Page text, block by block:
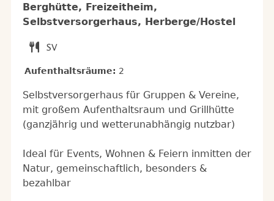
Berghütte, Freizeitheim,
Selbstversorgerhaus, Herberge/Hostel
Aufenthaltsräume: 2
Selbstversorgerhaus für Gruppen & Vereine,
mit großem Aufenthaltsraum und Grillhütte
(ganzjährig und wetterunabhängig nutzbar)
Ideal für Events, Wohnen & Feiern inmitten der
Natur, gemeinschaftlich, besonders &
bezahlbar